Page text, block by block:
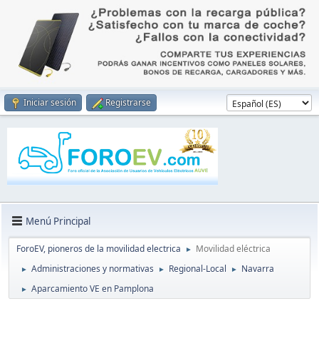
Iniciar sesión Registrarse
Menú Principal
ForoEV, pioneros de la movilidad electrica ► Movilidad eléctrica
► Administraciones y normativas ► Regional-Local ► Navarra
► Aparcamiento VE en Pamplona